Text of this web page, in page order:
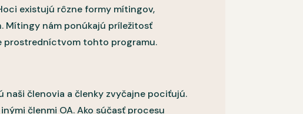
existujú rôzne formy mítingov,
Mítingy nám ponúkajú príležitosť
prostredníctvom tohto programu.
naši členovia a členky zvyčajne pociťujú.
členmi OA. Ako súčasť procesu